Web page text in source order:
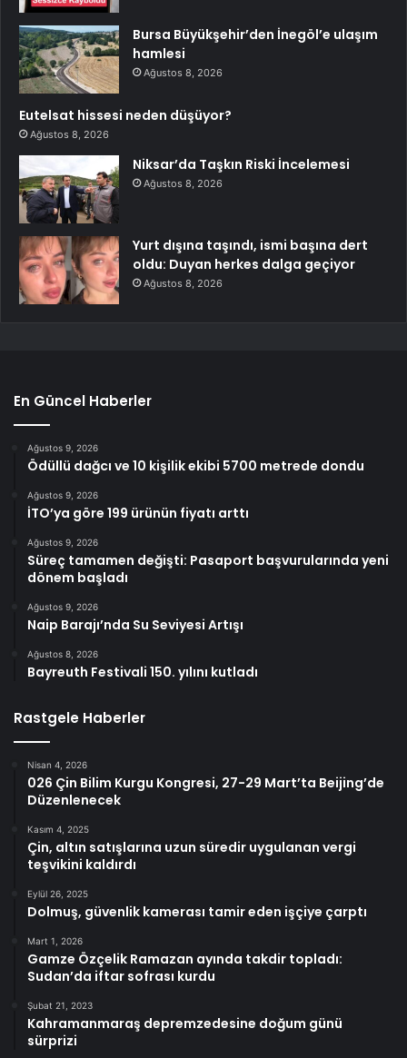
Bursa Büyükşehir’den İnegöl’e ulaşım
hamlesi
Ağustos 8, 2026
Eutelsat hissesi neden düşüyor?
Ağustos 8, 2026
Niksar’da Taşkın Riski İncelemesi
Ağustos 8, 2026
Yurt dışına taşındı, ismi başına dert
oldu: Duyan herkes dalga geçiyor
Ağustos 8, 2026
En Güncel Haberler
Ağustos 9, 2026
Ödüllü dağcı ve 10 kişilik ekibi 5700 metrede dondu
Ağustos 9, 2026
İTO’ya göre 199 ürünün fiyatı arttı
Ağustos 9, 2026
Süreç tamamen değişti: Pasaport başvurularında yeni
dönem başladı
Ağustos 9, 2026
Naip Barajı’nda Su Seviyesi Artışı
Ağustos 8, 2026
Bayreuth Festivali 150. yılını kutladı
Rastgele Haberler
Nisan 4, 2026
026 Çin Bilim Kurgu Kongresi, 27-29 Mart’ta Beijing’de
Düzenlenecek
Kasım 4, 2025
Çin, altın satışlarına uzun süredir uygulanan vergi
teşvikini kaldırdı
Eylül 26, 2025
Dolmuş, güvenlik kamerası tamir eden işçiye çarptı
Mart 1, 2026
Gamze Özçelik Ramazan ayında takdir topladı:
Sudan’da iftar sofrası kurdu
Şubat 21, 2023
Kahramanmaraş depremzedesine doğum günü
sürprizi